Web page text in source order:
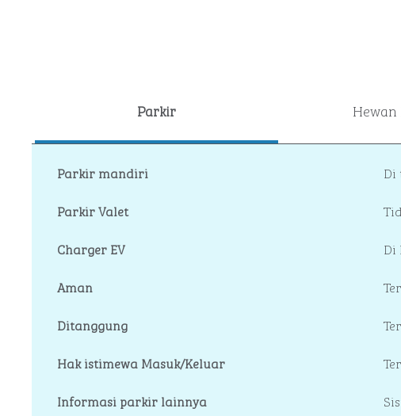
Parkir
Parkir mandiri Di
Parkir Valet
Charger EV
Di
Aman
Ditanggung
Hak istimewa Masuk/Keluar
Informasi parkir lainnya